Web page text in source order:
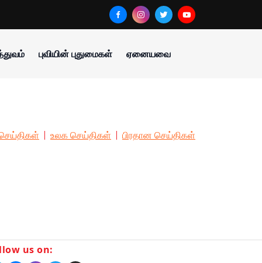
புவியின் புதுமைகள் ஏனையவை
உலக செய்திகள் பிரதான செய்திகள்
us on: